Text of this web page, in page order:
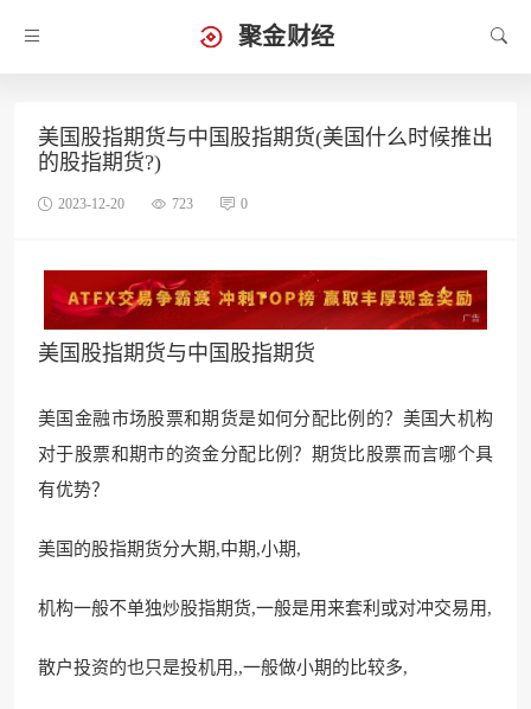
聚金财经
美国股指期货与中国股指期货(美国什么时候推出
的股指期货?)
2023-12-20 723 0
美国股指期货与中国股指期货
美国金融市场股票和期货是如何分配比例的？美国大机构
对于股票和期市的资金分配比例？期货比股票而言哪个具
有优势？
美国的股指期货分大期,中期,小期,
机构一般不单独炒股指期货,一般是用来套利或对冲交易用,
散户投资的也只是投机用,,一般做小期的比较多,